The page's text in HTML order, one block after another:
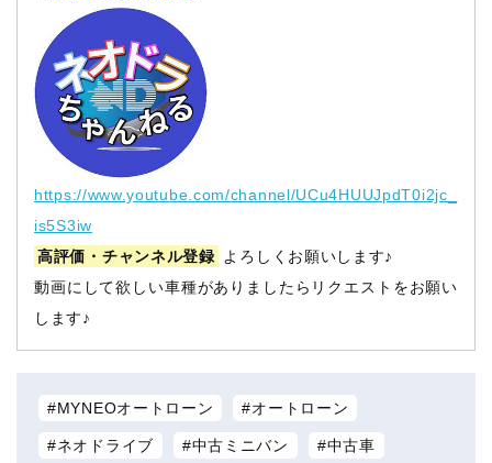
https://www.youtube.com/channel/UCu4HUUJpdT0i2jc_
is5S3iw
高評価・チャンネル登録
よろしくお願いします♪
動画にして欲しい車種がありましたらリクエストをお願い
します♪
MYNEOオートローン オートローン
ネオドライブ 中古ミニバン 中古車